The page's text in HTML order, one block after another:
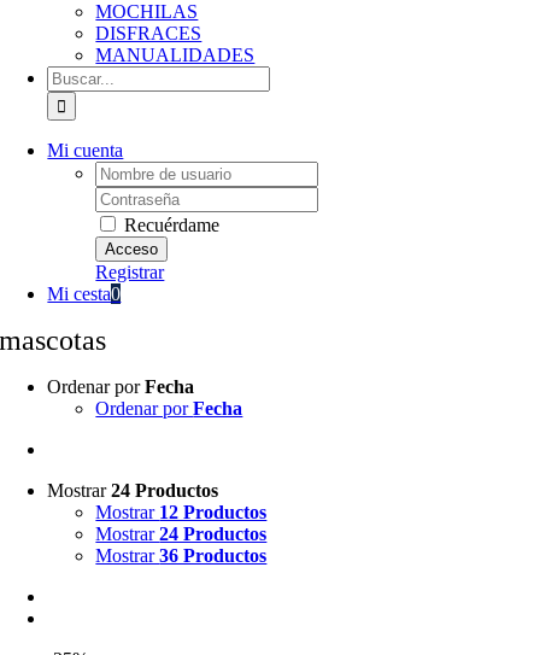
MOCHILAS
DISFRACES
MANUALIDADES
Buscar:
Mi cuenta
Username:
Password:
Recuérdame
Registrar
Mi cesta0
mascotas
Ordenar porFecha
Ordenar porFecha
Mostrar24 Productos
Mostrar 12 Productos
Mostrar24 Productos
Mostrar36 Productos